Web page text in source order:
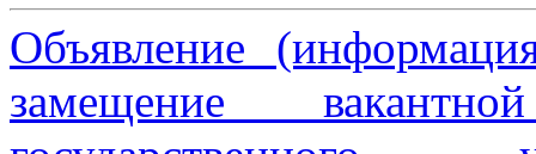
Объявление
замещение